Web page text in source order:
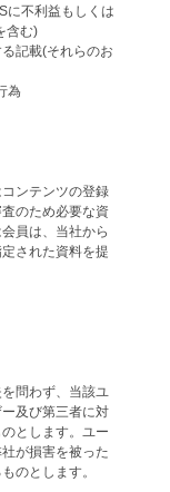
に不利益もしくは
含む)
記載(それらのお
為
ンテンツの登録
のため必要な資
員は、当社から
された資料を提
問わず、当該ユ
及び第三者に対
とします。ユー
が損害を被った
のとします。